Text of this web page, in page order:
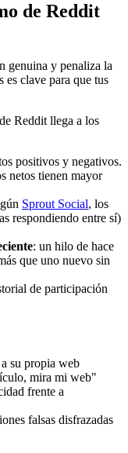
de Reddit
genuina y penaliza la
es clave para que tus
Reddit llega a los
positivos y negativos.
netos tienen mayor
Sprout Social, los
respondiendo entre sí)
: un hilo de hace
que uno nuevo sin
de participación
su propia web
mira mi web"
frente a
falsas disfrazadas